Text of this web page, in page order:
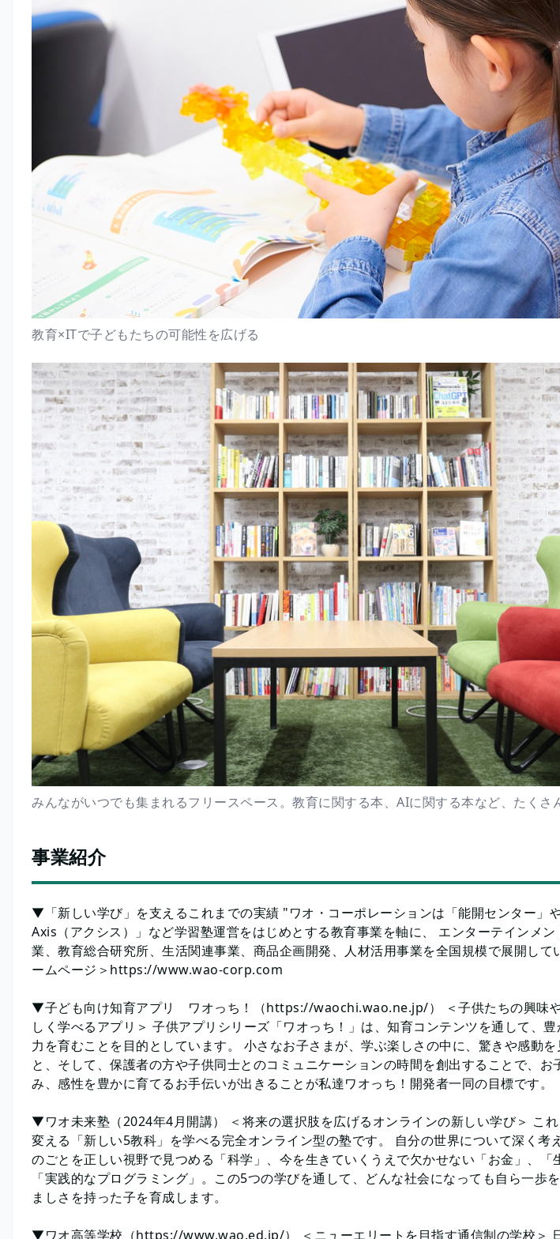
教育×ITで子どもたちの可能性を広げる
みんながいつでも集まれるフリースペース。教育に関する本、AIに関する本など、たくさ
事業紹介
▼「新しい学び」を支えるこれまでの実績 "ワオ・コーポレーションは「能開センター」
Axis（アクシス）」など学習塾運営をはじめとする教育事業を軸に、 エンターテインメ
業、教育総合研究所、生活関連事業、商品企画開発、人材活用事業を全国規模で展開して
ームページ＞https://www.wao-corp.com
▼子ども向け知育アプリ ワオっち！（https://waochi.wao.ne.jp/） ＜子供たちの興味
しく学べるアプリ＞ 子供アプリシリーズ「ワオっち！」は、知育コンテンツを通して、
力を育むことを目的としています。 小さなお子さまが、学ぶ楽しさの中に、驚きや感動を
と、そして、保護者の方や子供同士とのコミュニケーションの時間を創出することで、お
み、感性を豊かに育てるお手伝いが出きることが私達ワオっち！開発者一同の目標です。
▼ワオ未来塾（2024年4月開講） ＜将来の選択肢を広げるオンラインの新しい学び＞ こ
変える「新しい5教科」を学べる完全オンライン型の塾です。 自分の世界について深く考
のごとを正しい視野で見つめる「科学」、今を生きていくうえで欠かせない「お金」、「
「実践的なプログラミング」。この5つの学びを通して、どんな社会になっても自ら一歩
ましさを持った子を育成します。
▼ワオ高等学校（https://www.wao.ed.jp/） ＜ニューエリートを目指す通信制の学校＞